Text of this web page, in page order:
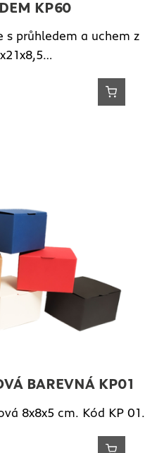
KP60
s průhledem a uchem z
BAREVNÁ KP01
8x8x5 cm. Kód KP 01.